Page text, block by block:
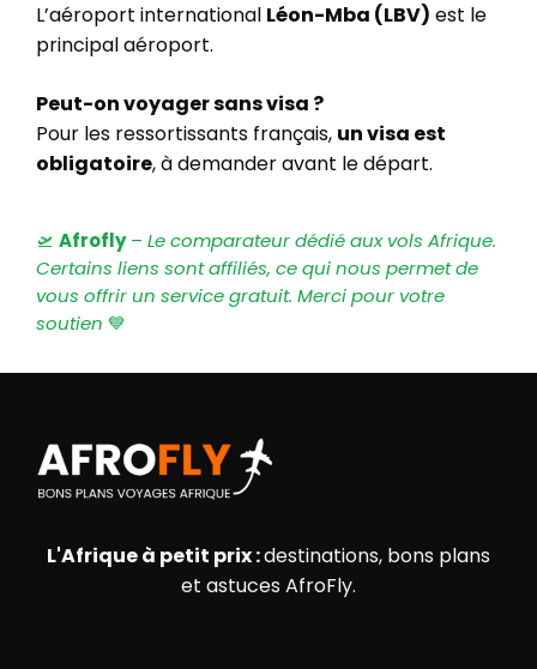
L’aéroport international Léon-Mba (LBV) est le
principal aéroport.
Peut-on voyager sans visa ?
Pour les ressortissants français, un visa est
obligatoire, à demander avant le départ.
🛫 Afrofly– Le comparateur dédié aux vols Afrique.
Certains liens sont affiliés, ce qui nous permet de
vous offrir un service gratuit. Merci pour votre
soutien 💙
L'Afrique à petit prix :destinations, bons plans
et astuces AfroFly.